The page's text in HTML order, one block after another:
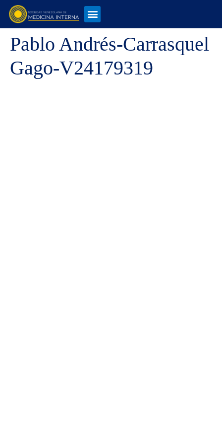
Pablo Andrés-Carrasquel
Gago-V24179319